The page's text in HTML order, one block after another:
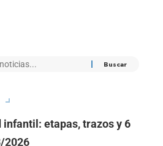
etapas, trazos y 6
2026